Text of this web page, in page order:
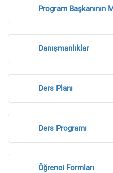
Program Başkanının
Danışmanlıklar
Ders Planı
Ders Programı
Öğrenci Formları